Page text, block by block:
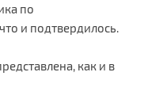
по
и подтвердилось.
как и в